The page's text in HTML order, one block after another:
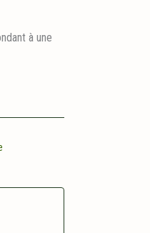
à une